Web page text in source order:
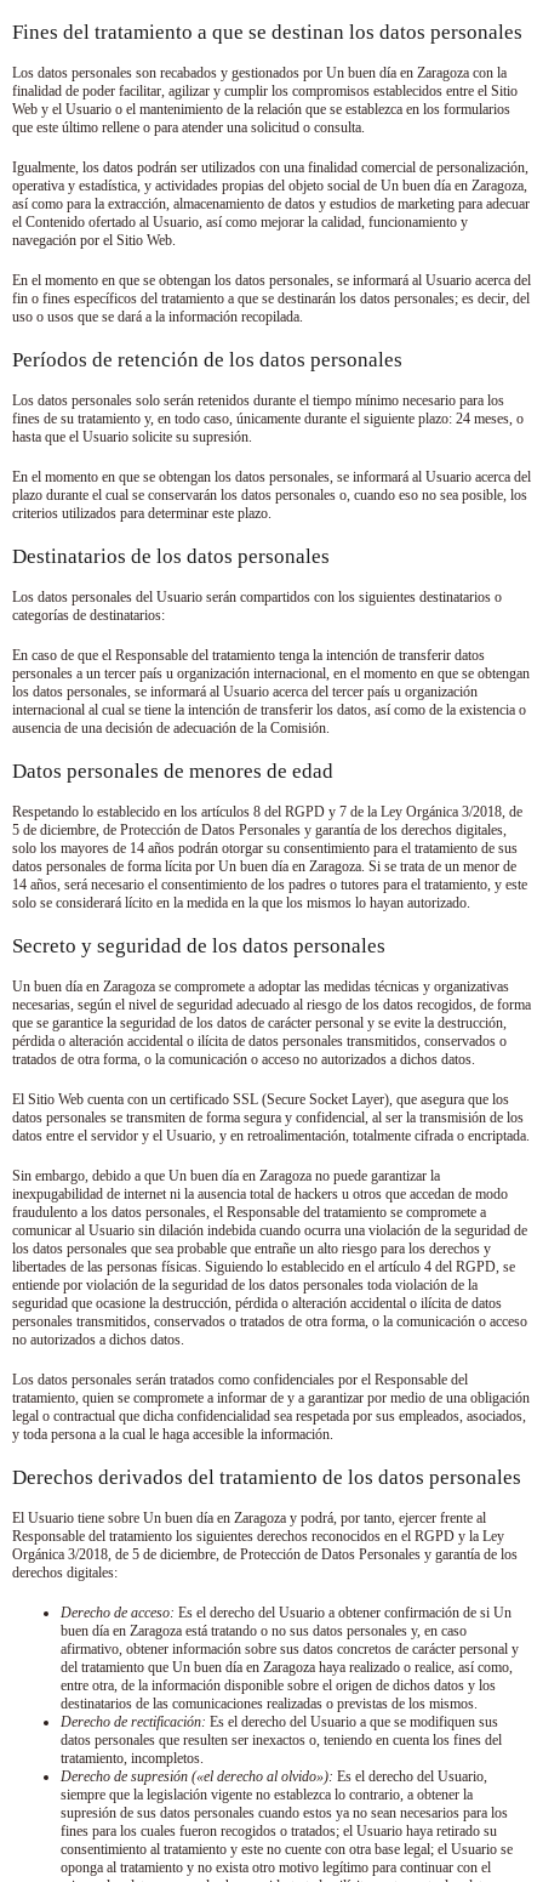
Fines del tratamiento a que se destinan los datos personales
Los datos personales son recabados y gestionados por Un buen día en Zaragoza con la
finalidad de poder facilitar, agilizar y cumplir los compromisos establecidos entre el Sitio
Web y el Usuario o el mantenimiento de la relación que se establezca en los formularios
que este último rellene o para atender una solicitud o consulta.
Igualmente, los datos podrán ser utilizados con una finalidad comercial de personalización,
operativa y estadística, y actividades propias del objeto social de Un buen día en Zaragoza,
así como para la extracción, almacenamiento de datos y estudios de marketing para adecuar
el Contenido ofertado al Usuario, así como mejorar la calidad, funcionamiento y
navegación por el Sitio Web.
En el momento en que se obtengan los datos personales, se informará al Usuario acerca del
fin o fines específicos del tratamiento a que se destinarán los datos personales; es decir, del
uso o usos que se dará a la información recopilada.
Períodos de retención de los datos personales
Los datos personales solo serán retenidos durante el tiempo mínimo necesario para los
fines de su tratamiento y, en todo caso, únicamente durante el siguiente plazo: 24 meses, o
hasta que el Usuario solicite su supresión.
En el momento en que se obtengan los datos personales, se informará al Usuario acerca del
plazo durante el cual se conservarán los datos personales o, cuando eso no sea posible, los
criterios utilizados para determinar este plazo.
Destinatarios de los datos personales
Los datos personales del Usuario serán compartidos con los siguientes destinatarios o
categorías de destinatarios:
En caso de que el Responsable del tratamiento tenga la intención de transferir datos
personales a un tercer país u organización internacional, en el momento en que se obtengan
los datos personales, se informará al Usuario acerca del tercer país u organización
internacional al cual se tiene la intención de transferir los datos, así como de la existencia o
ausencia de una decisión de adecuación de la Comisión.
Datos personales de menores de edad
Respetando lo establecido en los artículos 8 del RGPD y 7 de la Ley Orgánica 3/2018, de
5 de diciembre, de Protección de Datos Personales y garantía de los derechos digitales,
solo los mayores de 14 años podrán otorgar su consentimiento para el tratamiento de sus
datos personales de forma lícita por Un buen día en Zaragoza. Si se trata de un menor de
14 años, será necesario el consentimiento de los padres o tutores para el tratamiento, y este
solo se considerará lícito en la medida en la que los mismos lo hayan autorizado.
Secreto y seguridad de los datos personales
Un buen día en Zaragoza se compromete a adoptar las medidas técnicas y organizativas
necesarias, según el nivel de seguridad adecuado al riesgo de los datos recogidos, de forma
que se garantice la seguridad de los datos de carácter personal y se evite la destrucción,
pérdida o alteración accidental o ilícita de datos personales transmitidos, conservados o
tratados de otra forma, o la comunicación o acceso no autorizados a dichos datos.
El Sitio Web cuenta con un certificado SSL (Secure Socket Layer), que asegura que los
datos personales se transmiten de forma segura y confidencial, al ser la transmisión de los
datos entre el servidor y el Usuario, y en retroalimentación, totalmente cifrada o encriptada.
Sin embargo, debido a que Un buen día en Zaragoza no puede garantizar la
inexpugabilidad de internet ni la ausencia total de hackers u otros que accedan de modo
fraudulento a los datos personales, el Responsable del tratamiento se compromete a
comunicar al Usuario sin dilación indebida cuando ocurra una violación de la seguridad de
los datos personales que sea probable que entrañe un alto riesgo para los derechos y
libertades de las personas físicas. Siguiendo lo establecido en el artículo 4 del RGPD, se
entiende por violación de la seguridad de los datos personales toda violación de la
seguridad que ocasione la destrucción, pérdida o alteración accidental o ilícita de datos
personales transmitidos, conservados o tratados de otra forma, o la comunicación o acceso
no autorizados a dichos datos.
Los datos personales serán tratados como confidenciales por el Responsable del
tratamiento, quien se compromete a informar de y a garantizar por medio de una obligación
legal o contractual que dicha confidencialidad sea respetada por sus empleados, asociados,
y toda persona a la cual le haga accesible la información.
Derechos derivados del tratamiento de los datos personales
El Usuario tiene sobre Un buen día en Zaragoza y podrá, por tanto, ejercer frente al
Responsable del tratamiento los siguientes derechos reconocidos en el RGPD y la Ley
Orgánica 3/2018, de 5 de diciembre, de Protección de Datos Personales y garantía de los
derechos digitales:
Derecho de acceso: Es el derecho del Usuario a obtener confirmación de si Un
buen día en Zaragoza está tratando o no sus datos personales y, en caso
afirmativo, obtener información sobre sus datos concretos de carácter personal y
del tratamiento que Un buen día en Zaragoza haya realizado o realice, así como,
entre otra, de la información disponible sobre el origen de dichos datos y los
destinatarios de las comunicaciones realizadas o previstas de los mismos.
Derecho de rectificación: Es el derecho del Usuario a que se modifiquen sus
datos personales que resulten ser inexactos o, teniendo en cuenta los fines del
tratamiento, incompletos.
Derecho de supresión («el derecho al olvido»): Es el derecho del Usuario,
siempre que la legislación vigente no establezca lo contrario, a obtener la
supresión de sus datos personales cuando estos ya no sean necesarios para los
fines para los cuales fueron recogidos o tratados; el Usuario haya retirado su
consentimiento al tratamiento y este no cuente con otra base legal; el Usuario se
oponga al tratamiento y no exista otro motivo legítimo para continuar con el